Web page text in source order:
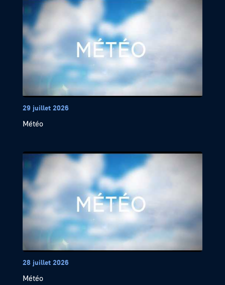
29 juillet 2026
Météo
28 juillet 2026
Météo